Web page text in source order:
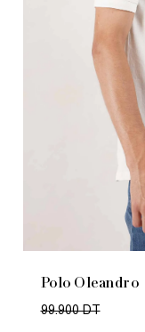
Polo Oleandro
99.900 DT